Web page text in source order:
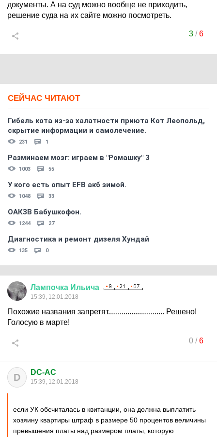
документы. А на суд можно вообще не приходить,
решение суда на их сайте можно посмотреть.
3/6
СЕЙЧАС ЧИТАЮТ
Гибель кота из-за халатности приюта Кот Леопольд,
скрытиe информации и самолечение.
231 1
Разминаем мозг: играем в "Ромашку" 3
1003 55
У кого есть опыт EFB акб зимой.
1048 33
ОАКЗВ Бабушкофон.
1244 27
Диагностика и ремонт дизеля Хундай
135 0
Лампочка Ильича
15:39, 12.01.2018
Похожие названия запретят............................. Решено!
Голосую в марте!
0/6
D DC-AC
15:39, 12.01.2018
если УК обсчиталась в квитанции, она должна выплатить
хозяину квартиры штраф в размере 50 процентов величины
превышения платы над размером платы, которую